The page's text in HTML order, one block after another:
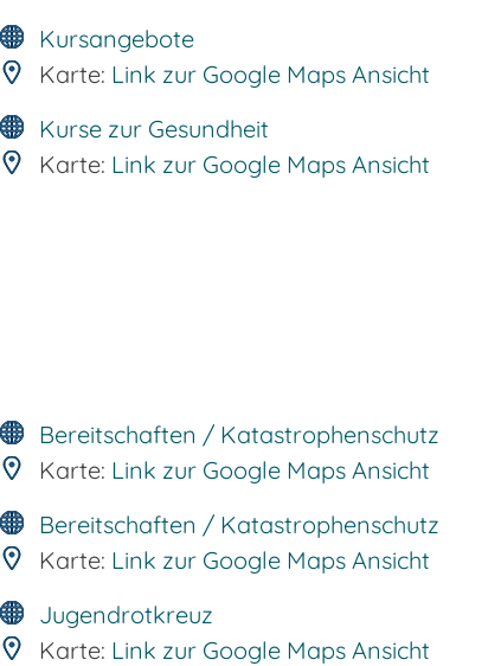
Kursangebote
Karte: Link zur Google Maps Ansicht
Kurse zur Gesundheit
Karte: Link zur Google Maps Ansicht
Bereitschaften / Katastrophenschutz
Karte: Link zur Google Maps Ansicht
Bereitschaften / Katastrophenschutz
Karte: Link zur Google Maps Ansicht
Jugendrotkreuz
Karte: Link zur Google Maps Ansicht